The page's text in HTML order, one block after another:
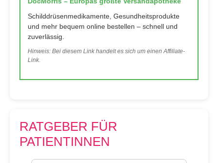
Schilddrüsenmedikamente, Gesundheitsprodukte
und mehr bequem online bestellen – schnell und
zuverlässig.
Hinweis: Bei diesem Link handelt es sich um einen Affiliate-
Link.
RATGEBER FÜR
PATIENTINNEN